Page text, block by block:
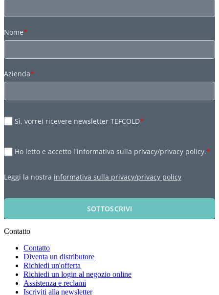
Nome*
Azienda*
Sì, vorrei ricevere newsletter TEFCOLD*
Ho letto e accetto l'informativa sulla privacy/privacy policy.*
Leggi la nostra informativa sulla privacy/privacy policy
SOTTOSCRIVI
Contatto
Contatto
Diventa un distributore
Richiedi un'offerta
Richiedi un login al negozio online
Assistenza e reclami
Iscriviti alla newsletter